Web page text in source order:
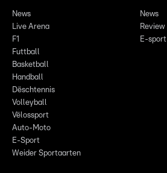
News
Live Arena
F1
Futtball
Basketball
Handball
Dëschtennis
Volleyball
Vëlossport
Auto-Moto
E-Sport
Weider Sportaarten
News
Review
E-sport